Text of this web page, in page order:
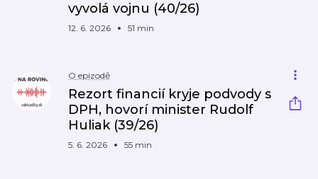
vyvolá vojnu (40/26)
12. 6. 2026 51 min
O epizodě
Rezort financií kryje podvody s
DPH, hovorí minister Rudolf
Huliak (39/26)
5. 6. 2026 55 min